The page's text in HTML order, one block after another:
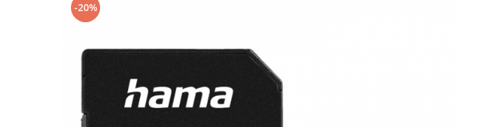
Parfum Femei
Parfumuri Arabesti
-20%